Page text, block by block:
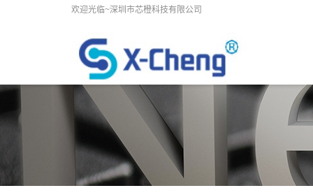
欢迎光临~深圳市芯橙科技有限公司